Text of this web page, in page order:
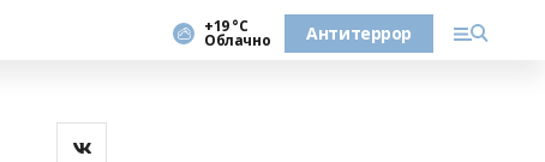
+19 °С
Облачно Антитеррор